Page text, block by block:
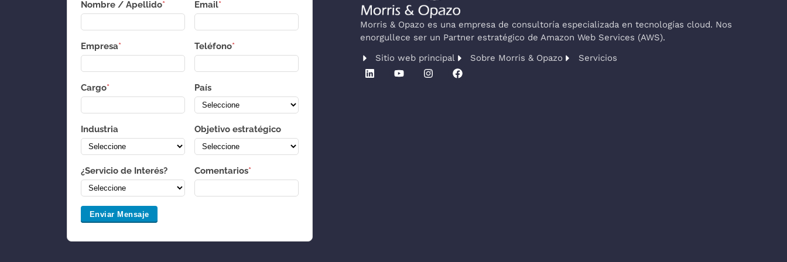
Nombre / Apellido* Email*
Empresa* Teléfono*
Cargo* País
Industria Objetivo estratégico
¿Servicio de Interés? Comentarios*
Enviar Mensaje
Morris & Opazo es una empresa de consultoría especializada en tecnologías cloud. Nos
enorgullece ser un Partner estratégico de Amazon Web Services (AWS).
Sitio web principal
Sobre Morris & Opazo Servicios